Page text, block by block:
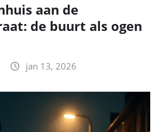
aan de
de buurt als ogen
jan 13, 2026